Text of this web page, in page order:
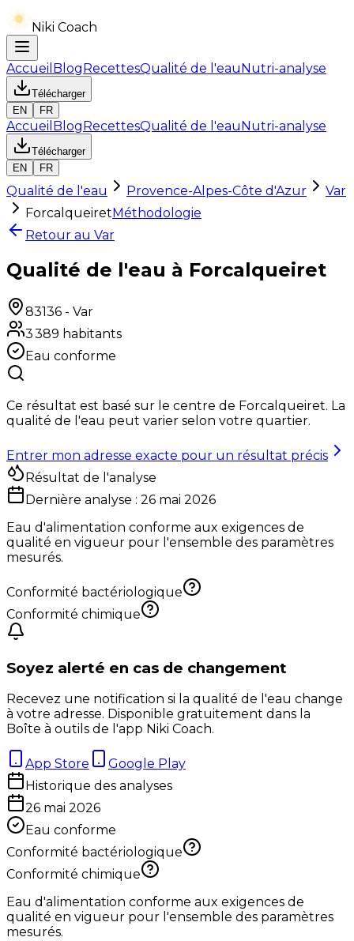
Niki Coach
Accueil BlogRecettesQualité de l'eauNutri-analyse
Télécharger
EN
FR
Accueil BlogRecettesQualité de l'eauNutri-analyse
Télécharger
EN
FR
Qualité de l'eau Provence-Alpes-Côte d'Azur
Var
ForcalqueiretMéthodologie
Retour au Var
Qualité de l'eau à Forcalqueiret
83136 - Var
3 389 habitants
Eau conforme
Ce résultat est basé sur le centre de Forcalqueiret. La
qualité de l'eau peut varier selon votre quartier.
Entrer mon adresse exacte pour un résultat précis
Résultat de l'analyse
Dernière analyse : 26 mai 2026
Eau d'alimentation conforme aux exigences de
qualité en vigueur pour l'ensemble des paramètres
mesurés.
Conformité bactériologique
Conformité chimique
Soyez alerté en cas de changement
Recevez une notification si la qualité de l'eau change
à votre adresse. Disponible gratuitement dans la
Boîte à outils de l'app Niki Coach.
App Store
Google Play
Historique des analyses
26 mai 2026
Eau conforme
Conformité bactériologique
Conformité chimique
Eau d'alimentation conforme aux exigences de
qualité en vigueur pour l'ensemble des paramètres
mesurés.